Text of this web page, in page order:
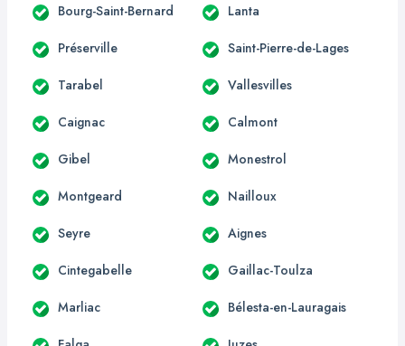
Bourg-Saint-Bernard Lanta
Préserville Saint-Pierre-de-Lages
Tarabel Vallesvilles
Caignac Calmont
Gibel Monestrol
Montgeard Nailloux
Seyre Aignes
Cintegabelle Gaillac-Toulza
Marliac Bélesta-en-Lauragais